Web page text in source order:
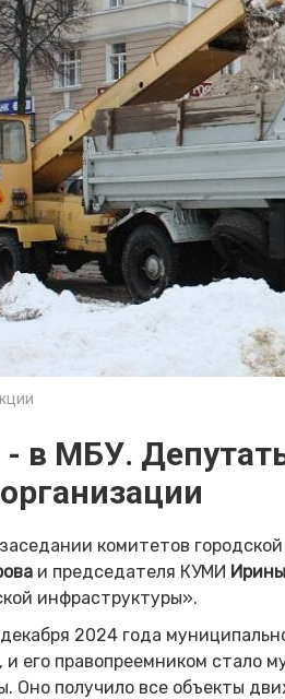
в МБУ.
комитетов
и председателя КУМИ
инфраструктуры».
2024 года
и его правопреемником стало
Оно получило все объекты